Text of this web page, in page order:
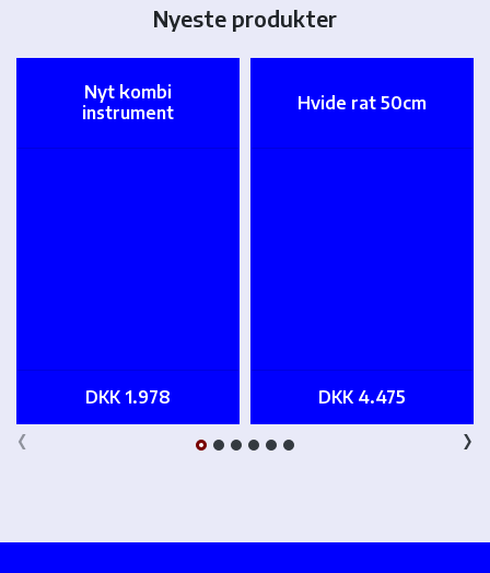
Nyeste produkter
Nyt kombi
instrument
DKK 1.978
Hvide rat 50cm
DKK 4.475
‹ ›